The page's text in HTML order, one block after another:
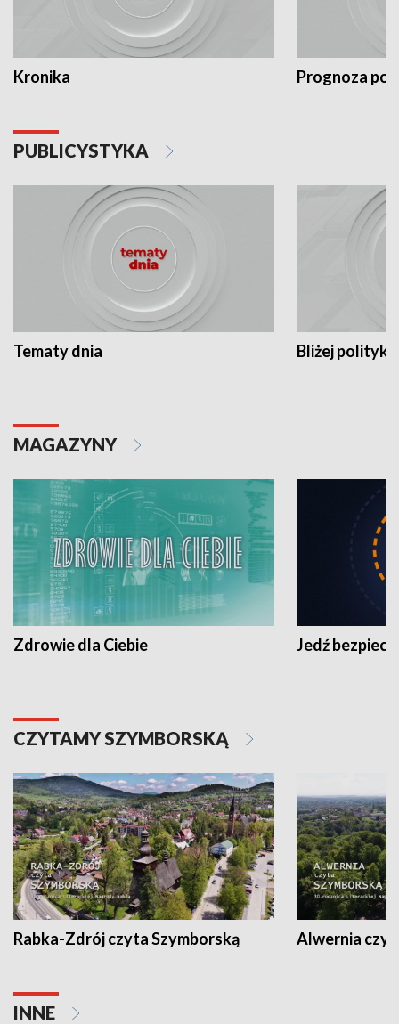
Kronika Prognoza
PUBLICYSTYKA
Tematy dnia Bliżej polityki
MAGAZYNY
Zdrowie dla Ciebie Jedź
CZYTAMY SZYMBORSKĄ
Rabka-Zdrój czyta Szymborską Alwernia
INNE